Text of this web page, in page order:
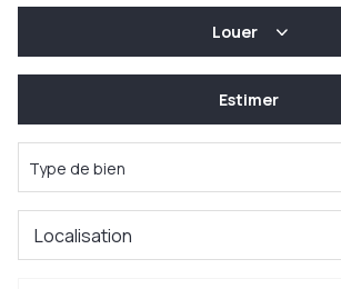
De l'immo pro
Louer
De l'immo pro
Estimer
Type de bien
Localisation